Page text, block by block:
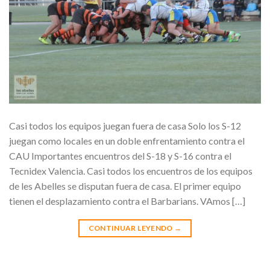
Casi todos los equipos juegan fuera de casa Solo los S-12
juegan como locales en un doble enfrentamiento contra el
CAU Importantes encuentros del S-18 y S-16 contra el
Tecnidex Valencia. Casi todos los encuentros de los equipos
de les Abelles se disputan fuera de casa. El primer equipo
tienen el desplazamiento contra el Barbarians. VAmos […]
CONTINUAR LEYENDO →